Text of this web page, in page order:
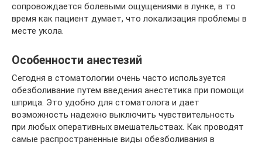
сопровождается болевыми ощущениями в лунке, в то
время как пациент думает, что локализация проблемы в
месте укола.
Особенности анестезий
Сегодня в стоматологии очень часто используется
обезболивание путем введения анестетика при помощи
шприца. Это удобно для стоматолога и дает
возможность надежно выключить чувствительность
при любых оперативных вмешательствах. Как проводят
самые распространенные виды обезболивания в